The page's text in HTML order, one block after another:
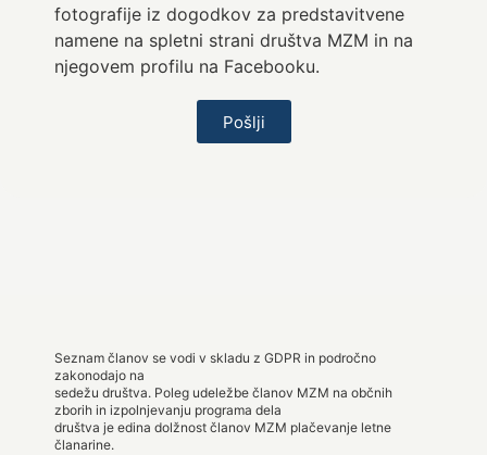
fotografije iz dogodkov za predstavitvene
namene na spletni strani društva MZM in na
njegovem profilu na Facebooku.
Pošlji
Seznam članov se vodi v skladu z GDPR in področno
zakonodajo na
sedežu društva. Poleg udeležbe članov MZM na občnih
zborih in izpolnjevanju programa dela
društva je edina dolžnost članov MZM plačevanje letne
članarine.